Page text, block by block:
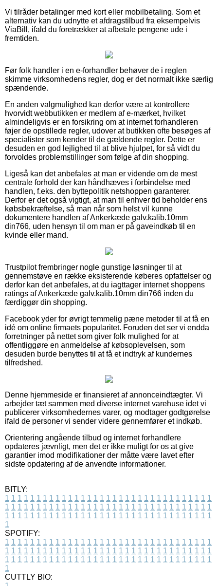
Vi tilråder betalinger med kort eller mobilbetaling. Som et
alternativ kan du udnytte et afdragstilbud fra eksempelvis
ViaBill, ifald du foretrækker at afbetale pengene ude i
fremtiden.
Før folk handler i en e-forhandler behøver de i reglen
skimme virksomhedens regler, dog er det normalt ikke særlig
spændende.
En anden valgmulighed kan derfor være at kontrollere
hvorvidt webbutikken er medlem af e-mærket, hvilket
almindeligvis er en forsikring om at internet forhandleren
føjer de opstillede regler, udover at butikken ofte besøges af
specialister som kender til de gældende regler. Dette er
desuden en god lejlighed til at blive hjulpet, for så vidt du
forvoldes problemstillinger som følge af din shopping.
Ligeså kan det anbefales at man er vidende om de mest
centrale forhold der kan håndhæves i forbindelse med
handlen, f.eks. den byttepolitik netshoppen garanterer.
Derfor er det også vigtigt, at man til enhver tid beholder ens
købsbekræftelse, så man når som helst vil kunne
dokumentere handlen af Ankerkæde galv.kalib.10mm
din766, uden hensyn til om man er på gaveindkøb til en
kvinde eller mand.
Trustpilot frembringer nogle gunstige løsninger til at
gennemstøve en række eksisterende køberes opfattelser og
derfor kan det anbefales, at du iagttager internet shoppens
ratings af Ankerkæde galv.kalib.10mm din766 inden du
færdiggør din shopping.
Facebook yder for øvrigt temmelig pæne metoder til at få en
idé om online firmaets popularitet. Foruden det ser vi endda
forretninger på nettet som giver folk mulighed for at
offentliggøre en anmeldelse af købsoplevelsen, som
desuden burde benyttes til at få et indtryk af kundernes
tilfredshed.
Denne hjemmeside er finansieret af annonceindtægter. Vi
arbejder tæt sammen med diverse internet varehuse idet vi
publicerer virksomhedernes varer, og modtager godtgørelse
ifald de personer vi sender videre gennemfører et indkøb.
Orientering angående tilbud og internet forhandlere
opdateres jævnligt, men det er ikke muligt for os at give
garantier imod modifikationer der måtte være lavet efter
sidste opdatering af de anvendte informationer.
BITLY:
1 1 1 1 1 1 1 1 1 1 1 1 1 1 1 1 1 1 1 1 1 1 1 1 1 1 1 1 1 1 1 1 1
1 1 1 1 1 1 1 1 1 1 1 1 1 1 1 1 1 1 1 1 1 1 1 1 1 1 1 1 1 1 1 1 1
1 1 1 1 1 1 1 1 1 1 1 1 1 1 1 1 1 1 1 1 1 1 1 1 1 1 1 1 1 1 1 1 1
1
SPOTIFY:
1 1 1 1 1 1 1 1 1 1 1 1 1 1 1 1 1 1 1 1 1 1 1 1 1 1 1 1 1 1 1 1 1
1 1 1 1 1 1 1 1 1 1 1 1 1 1 1 1 1 1 1 1 1 1 1 1 1 1 1 1 1 1 1 1 1
1 1 1 1 1 1 1 1 1 1 1 1 1 1 1 1 1 1 1 1 1 1 1 1 1 1 1 1 1 1 1 1 1
1
CUTTLY BIO: